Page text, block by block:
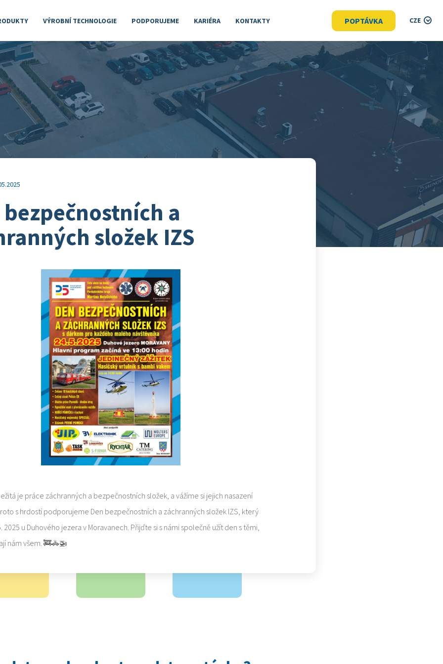
VÝROBNÍ TECHNOLOGIE PODPORUJEME KARIÉRA KONTAKTY POPTÁVKA CZE
bezpečnostních a
složek IZS
je práce záchranných a bezpečnostních složek, a vážíme si jejich nasazení
s hrdostí podporujeme Den bezpečnostních a záchranných složek IZS, který
2025 u Duhového jezera v Moravanech. Přijďte si s námi společně užít den s těmi,
nám všem. 🚒🚓🚁